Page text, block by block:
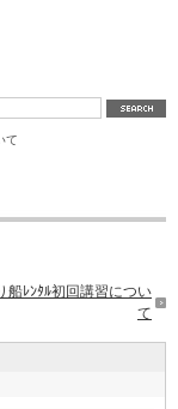
て
船ﾚﾝﾀﾙ初回講習につい
て